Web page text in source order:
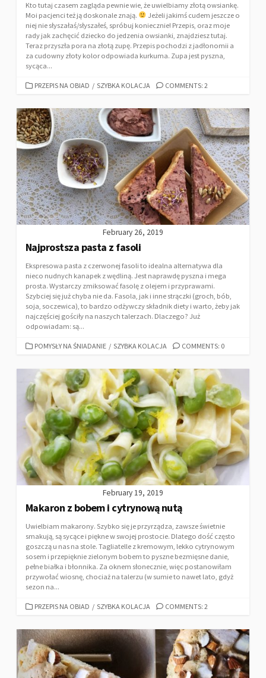
Kto tutaj czasem zagląda pewnie wie, że uwielbiamy złotą owsiankę.
Moi pacjenci też ją doskonale znają.
Jeżeli jakimś cudem jeszcze o
niej nie słyszałaś/słyszałeś, spróbuj koniecznie! Przepis, oraz moje
rady jak zachęcić dziecko do jedzenia owsianki, znajdziesz tutaj.
Teraz przyszła pora na złotą zupę. Przepis pochodzi z jadłonomii a
za cudowny złoty kolor odpowiada kurkuma. Zupa jest pyszna,
sycąca...
PRZEPIS NA OBIAD / SZYBKA KOLACJA COMMENTS: 2
February 26, 2019
Najprostsza pasta z fasoli
Ekspresowa pasta z czerwonej fasoli to idealna alternatywa dla
nieco nudnych kanapek z wędliną. Jest naprawdę pyszna i mega
prosta. Wystarczy zmiksować fasolę z olejem i przyprawami.
Szybciej się już chyba nie da. Fasola, jak i inne strączki (groch, bób,
soja, soczewica), to bardzo odżywczy składnik diety i warto, żeby jak
najczęściej gościły na naszych talerzach. Dlaczego? Już
odpowiadam: są...
POMYSŁY NA ŚNIADANIE / SZYBKA KOLACJA COMMENTS: 0
February 19, 2019
Makaron z bobem i cytrynową nutą
Uwielbiam makarony. Szybko się je przyrządza, zawsze świetnie
smakują, są sycące i piękne w swojej prostocie. Dlatego dość często
goszczą u nas na stole. Tagliatelle z kremowym, lekko cytrynowym
sosem i przepięknie zielonym bobem to pyszne bezmięsne danie,
pełne białka i błonnika. Za oknem słonecznie, więc postanowiłam
przywołać wiosnę, chociaż na talerzu (w sumie to nawet lato, gdyż
sezon na...
PRZEPIS NA OBIAD / SZYBKA KOLACJA COMMENTS: 2